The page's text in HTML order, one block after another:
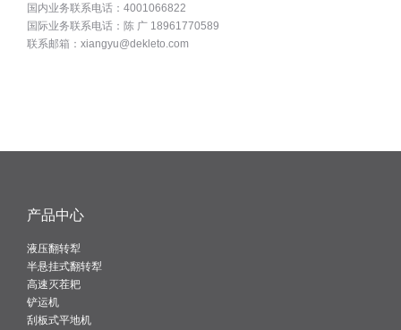
国内业务联系电话：4001066822
国际业务联系电话：陈 广 18961770589
联系邮箱：xiangyu@dekleto.com
产品中心
液压翻转犁
半悬挂式翻转犁
高速灭茬耙
铲运机
刮板式平地机